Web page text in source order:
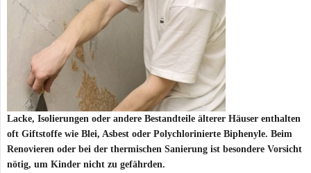
Lacke, Isolierungen oder andere Bestandteile älterer Häuser enthalten
oft Giftstoffe wie Blei, Asbest oder Polychlorinierte Biphenyle. Beim
Renovieren oder bei der thermischen Sanierung ist besondere Vorsicht
nötig, um Kinder nicht zu gefährden.